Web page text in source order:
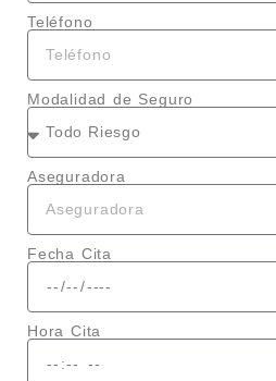
Teléfono
Modalidad de Seguro
Aseguradora
Fecha Cita
Hora Cita